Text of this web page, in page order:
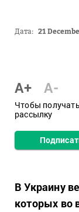
Дата: 21
A+ A-
Чтобы
рассылку
В Украину
которых во